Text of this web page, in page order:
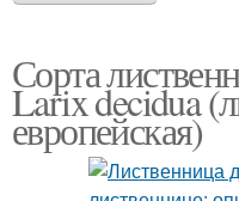
Сорта
Larix decidua
европейская)